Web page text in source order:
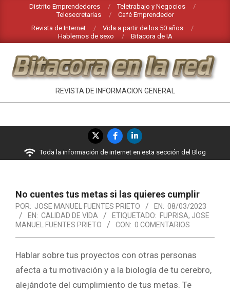
contenido
Distrito Emprendedores
Teletrabajo y Negocios
Telesecretarias
Café Emprendedor
Revista de Internet
Vida a partir de los 50 años
Hablemos de sexo
Bitacora de IA
BITACORA
LA
RED
REVISTA DE INFORMACION GENERAL
navegación
Toda la información de internet en esta sección del Blog
No cuentes tus metas si las quieres cumplir
POR: JOSE MANUEL FUENTES PRIETO EN: 08/03/2023
EN: CALIDAD DE VIDA ETIQUETADO: FUPRISA, JOSE
MANUEL FUENTES PRIETO
CON: 0 COMENTARIOS
Hablar sobre tus proyectos con otras personas
afecta a tu motivación y a la biología de tu cerebro,
alejándote del cumplimiento de tus metas. Te